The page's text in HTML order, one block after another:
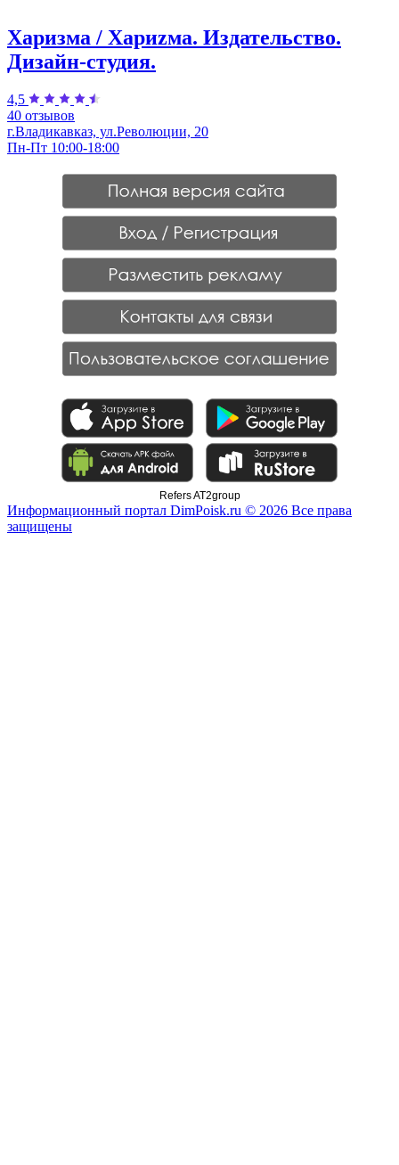
Харизма / Хариzма. Издательство.
Дизайн-студия.
4,5
40 отзывов
г.Владикавказ, ул.Революции, 20
Пн-Пт 10:00-18:00
Refers AT2group
Информационный портал DimPoisk.ru © 2026 Все права
защищены